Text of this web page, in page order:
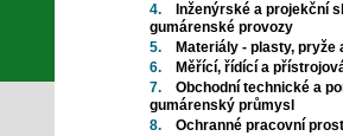
4.
Inženýrské a projekční
gumárenské provozy
5.
Materiály - plasty, pryže
6.
Měřící, řídící a
7.
Obchodní technické a
gumárenský průmysl
8.
Ochranné pracovní